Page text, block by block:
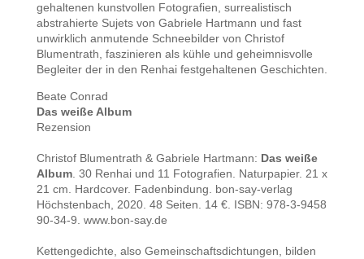
gehaltenen kunstvollen Fotografien, surrealistisch
abstrahierte Sujets von Gabriele Hartmann und fast
unwirklich anmutende Schneebilder von Christof
Blumentrath, faszinieren als kühle und geheimnisvolle
Begleiter der in den Renhai festgehaltenen Geschichten.
Beate Conrad
Das weiße Album
Rezension
Christof Blumentrath & Gabriele Hartmann: Das weiße
Album. 30 Renhai und 11 Fotografien. Naturpapier. 21 x
21 cm. Hardcover. Fadenbindung. bon-say-verlag
Höchstenbach, 2020. 48 Seiten. 14 €. ISBN: 978-3-9458
90-34-9. www.bon-say.de
Kettengedichte, also Gemeinschaftsdichtungen, bilden